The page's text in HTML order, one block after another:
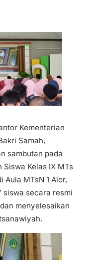
Kementerian
Samah,
sambutan pada
Kelas IX MTs
Aula MTsN 1 Alor,
siswa secara resmi
menyelesaikan